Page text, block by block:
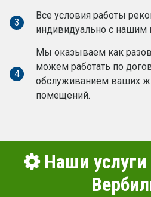
3
Все условия работы
индивидуально с
4
Мы оказываем как
можем работать по
обслуживанием ваших
помещений.
Наши услуги